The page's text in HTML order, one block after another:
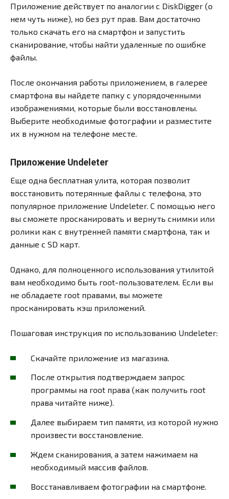
Приложение действует по аналогии с DiskDigger (о
нем чуть ниже), но без рут прав. Вам достаточно
только скачать его на смартфон и запустить
сканирование, чтобы найти удаленные по ошибке
файлы.
После окончания работы приложением, в галерее
смартфона вы найдете папку с упорядоченными
изображениями, которые были восстановлены.
Выберите необходимые фотографии и разместите
их в нужном на телефоне месте.
Приложение Undeleter
Еще одна бесплатная улита, которая позволит
восстановить потерянные файлы с телефона, это
популярное приложение Undeleter. С помощью него
вы сможете просканировать и вернуть снимки или
ролики как с внутренней памяти смартфона, так и
данные с SD карт.
Однако, для полноценного использования утилитой
вам необходимо быть root-пользователем. Если вы
не обладаете root правами, вы можете
просканировать кэш приложений.
Пошаговая инструкция по использованию Undeleter:
Скачайте приложение из магазина.
После открытия подтверждаем запрос
программы на root права (как получить root
права читайте ниже).
Далее выбираем тип памяти, из которой нужно
произвести восстановление.
Ждем сканирования, а затем нажимаем на
необходимый массив файлов.
Восстанавливаем фотографии на смартфоне.